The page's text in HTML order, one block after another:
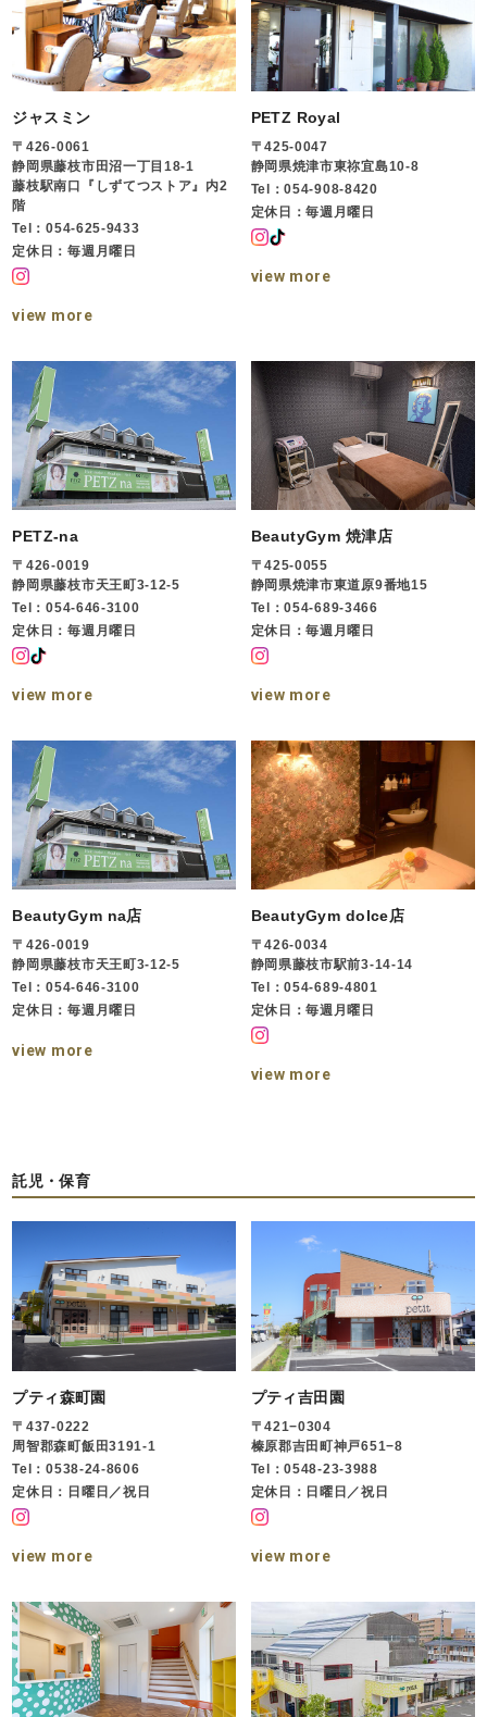
ジャスミン
〒426-0061
静岡県藤枝市田沼一丁目18-1
藤枝駅南口『しずてつストア』内2
階
Tel：054-625-9433
定休日：毎週月曜日
view more
PETZ Royal
〒425-0047
静岡県焼津市東祢宜島10-8
Tel：054-908-8420
定休日：毎週月曜日
view more
PETZ-na
〒426-0019
静岡県藤枝市天王町3-12-5
Tel：054-646-3100
定休日：毎週月曜日
view more
BeautyGym 焼津店
〒425-0055
静岡県焼津市東道原9番地15
Tel：054-689-3466
定休日：毎週月曜日
view more
BeautyGym na店
〒426-0019
静岡県藤枝市天王町3-12-5
Tel：054-646-3100
定休日：毎週月曜日
view more
BeautyGym dolce店
〒426-0034
静岡県藤枝市駅前3-14-14
Tel：054-689-4801
定休日：毎週月曜日
view more
託児・保育
プティ森町園
〒437-0222
周智郡森町飯田3191-1
Tel：0538-24-8606
定休日：日曜日／祝日
view more
プティ吉田園
〒421−0304
榛原郡吉田町神戸651−8
Tel：0548-23-3988
定休日：日曜日／祝日
view more